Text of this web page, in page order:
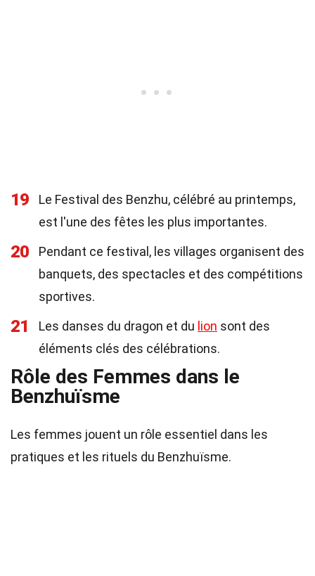
19
Le Festival des Benzhu, célébré au printemps,
est l'une des fêtes les plus importantes.
20
Pendant ce festival, les villages organisent des
banquets, des spectacles et des compétitions
sportives.
21 Les danses du dragon et du lion sont des
éléments clés des célébrations.
Rôle des Femmes dans le
Benzhuïsme
Les femmes jouent un rôle essentiel dans les
pratiques et les rituels du Benzhuïsme.